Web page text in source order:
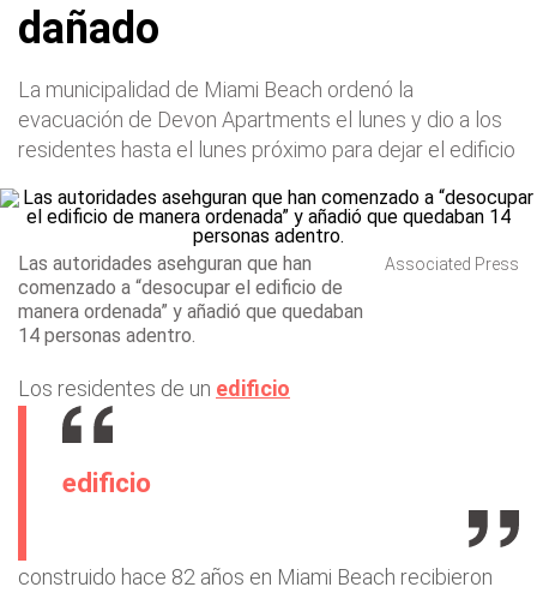
dañado
La municipalidad de Miami Beach ordenó la
evacuación de Devon Apartments el lunes y dio a los
residentes hasta el lunes próximo para dejar el edificio
Las autoridades asehguran que han
comenzado a “desocupar el edificio de
manera ordenada” y añadió que quedaban
14 personas adentro.
Associated Press
Los residentes de un edificio
edificio
construido hace 82 años en Miami Beach recibieron